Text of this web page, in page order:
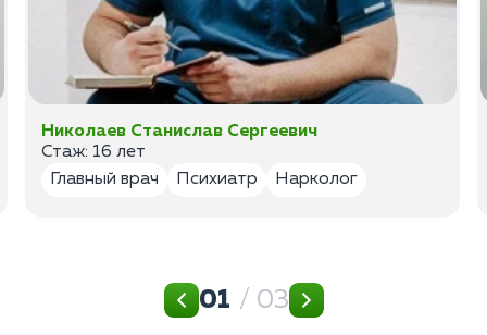
Николаев Станислав Сергеевич
Стаж: 16 лет
Главный врач
Психиатр Нарколог
01 / 03